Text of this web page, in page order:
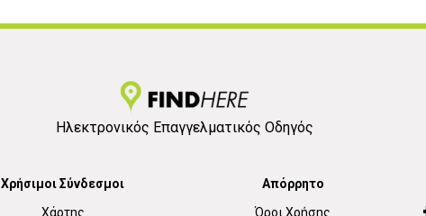
Ηλεκτρονικός Επαγγελματικός Οδηγός
Χρήσιμοι Σύνδεσμοι
Χάρτης
Απόρρητο
Όροι Χρήσης